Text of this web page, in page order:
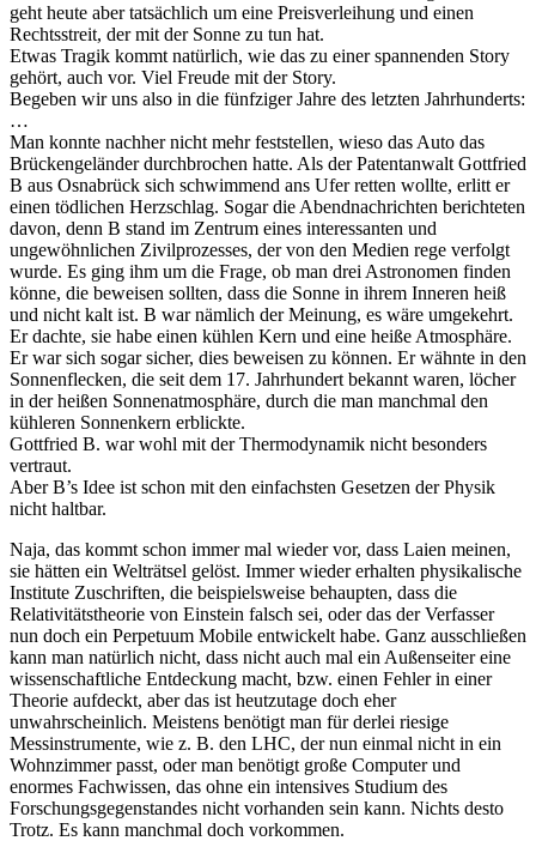
geht heute aber tatsächlich um eine Preisverleihung und einen
Rechtsstreit, der mit der Sonne zu tun hat.
Etwas Tragik kommt natürlich, wie das zu einer spannenden Story
gehört, auch vor. Viel Freude mit der Story.
Begeben wir uns also in die fünfziger Jahre des letzten Jahrhunderts:
…
Man konnte nachher nicht mehr feststellen, wieso das Auto das
Brückengeländer durchbrochen hatte. Als der Patentanwalt Gottfried
B aus Osnabrück sich schwimmend ans Ufer retten wollte, erlitt er
einen tödlichen Herzschlag. Sogar die Abendnachrichten berichteten
davon, denn B stand im Zentrum eines interessanten und
ungewöhnlichen Zivilprozesses, der von den Medien rege verfolgt
wurde. Es ging ihm um die Frage, ob man drei Astronomen finden
könne, die beweisen sollten, dass die Sonne in ihrem Inneren heiß
und nicht kalt ist. B war nämlich der Meinung, es wäre umgekehrt.
Er dachte, sie habe einen kühlen Kern und eine heiße Atmosphäre.
Er war sich sogar sicher, dies beweisen zu können. Er wähnte in den
Sonnenflecken, die seit dem 17. Jahrhundert bekannt waren, löcher
in der heißen Sonnenatmosphäre, durch die man manchmal den
kühleren Sonnenkern erblickte.
Gottfried B. war wohl mit der Thermodynamik nicht besonders
vertraut.
Aber B’s Idee ist schon mit den einfachsten Gesetzen der Physik
nicht haltbar.
Naja, das kommt schon immer mal wieder vor, dass Laien meinen,
sie hätten ein Welträtsel gelöst. Immer wieder erhalten physikalische
Institute Zuschriften, die beispielsweise behaupten, dass die
Relativitätstheorie von Einstein falsch sei, oder das der Verfasser
nun doch ein Perpetuum Mobile entwickelt habe. Ganz ausschließen
kann man natürlich nicht, dass nicht auch mal ein Außenseiter eine
wissenschaftliche Entdeckung macht, bzw. einen Fehler in einer
Theorie aufdeckt, aber das ist heutzutage doch eher
unwahrscheinlich. Meistens benötigt man für derlei riesige
Messinstrumente, wie z. B. den LHC, der nun einmal nicht in ein
Wohnzimmer passt, oder man benötigt große Computer und
enormes Fachwissen, das ohne ein intensives Studium des
Forschungsgegenstandes nicht vorhanden sein kann. Nichts desto
Trotz. Es kann manchmal doch vorkommen.